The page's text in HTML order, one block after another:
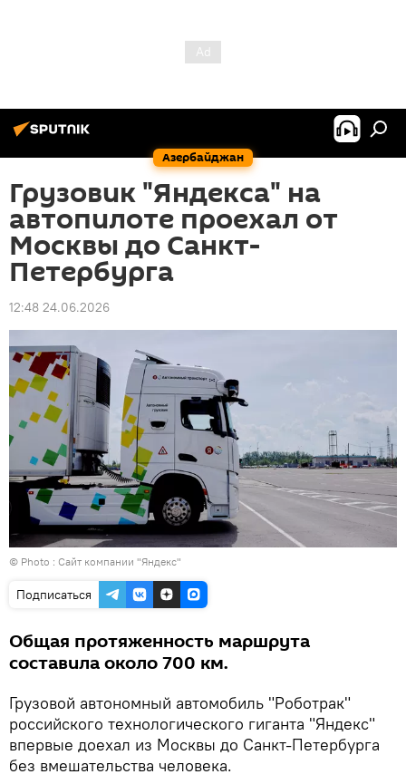
Азербайджан
Грузовик "Яндекса" на
автопилоте проехал от
Москвы до Санкт-
Петербурга
12:48 24.06.2026
© Photo : Сайт компании "Яндекс"
Подписаться
Общая протяженность маршрута
составила около 700 км.
Грузовой автономный автомобиль "Роботрак"
российского технологического гиганта "Яндекс"
впервые доехал из Москвы до Санкт-Петербурга
без вмешательства человека.